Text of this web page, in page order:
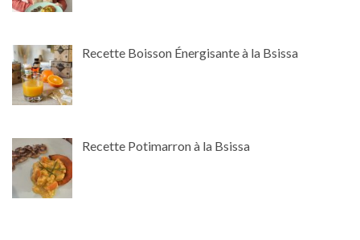
Recette Boisson Énergisante à la Bsissa
Recette Potimarron à la Bsissa